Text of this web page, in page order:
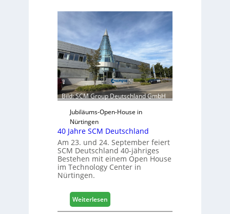
f
s
j
a
h
r
r
r
e
t
e
r
f
ü
r
D
c
+
H
o
2
0
Bild: SCM Group Deutschland GmbH
Jubiläums-Open-House in
Nürtingen
40 Jahre SCM Deutschland
Am 23. und 24. September feiert
SCM Deutschland 40-jähriges
Bestehen mit einem Open House
im Technology Center in
Nürtingen.
Weiterlesen:
4